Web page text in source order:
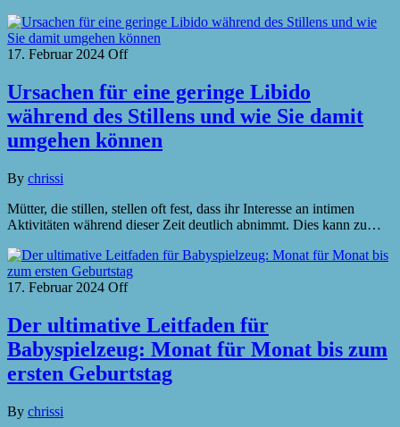
17. Februar 2024 Off
Ursachen für eine geringe Libido
während des Stillens und wie Sie damit
umgehen können
By chrissi
Mütter, die stillen, stellen oft fest, dass ihr Interesse an intimen
Aktivitäten während dieser Zeit deutlich abnimmt. Dies kann zu…
17. Februar 2024 Off
Der ultimative Leitfaden für
Babyspielzeug: Monat für Monat bis zum
ersten Geburtstag
By chrissi